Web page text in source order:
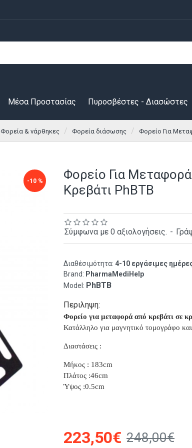
Μέσα Προστασίας Πυροσβέστες - Διασώστες
Φορεία & νάρθηκες Φορεία διάσωσης Φορείο Για
-10 %
Φορείο Για
Κρεβάτι PhBTB
Διαθέσιμότητα: 4-10 εργάσιμες
Brand: PharmaMediHelp
Model: PhBTB
Σύμφωνα με 0 αξιολογήσεις. -
Περιληψη:
Φορείο για μεταφορά από κρεβάτι σε
Κατάλληλο για μαγνητικό τομογράφο και
Διαστάσεις :
Μήκος : 183cm
Πλάτος :46cm
Ύψος :0.5cm
223,50€ 248,00€